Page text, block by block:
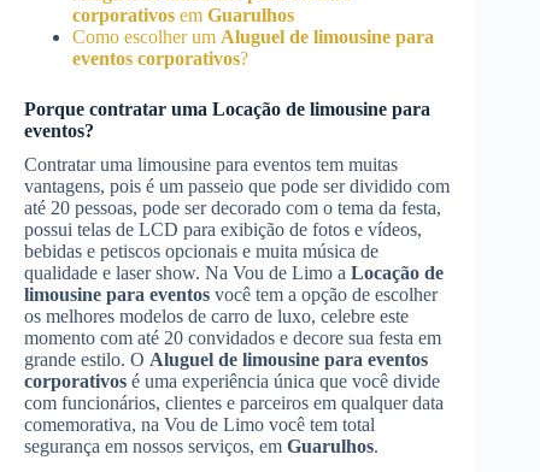
corporativos em Guarulhos
Como escolher um Aluguel de limousine para
eventos corporativos?
Porque contratar uma Locação de limousine para
eventos?
Contratar uma limousine para eventos tem muitas
vantagens, pois é um passeio que pode ser dividido com
até 20 pessoas, pode ser decorado com o tema da festa,
possui telas de LCD para exibição de fotos e vídeos,
bebidas e petiscos opcionais e muita música de
qualidade e laser show. Na Vou de Limo a Locação de
limousine para eventos você tem a opção de escolher
os melhores modelos de carro de luxo, celebre este
momento com até 20 convidados e decore sua festa em
grande estilo. O Aluguel de limousine para eventos
corporativos é uma experiência única que você divide
com funcionários, clientes e parceiros em qualquer data
comemorativa, na Vou de Limo você tem total
segurança em nossos serviços, em Guarulhos.